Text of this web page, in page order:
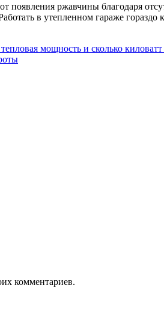
ржавчины благодаря
в утепленном гараже
мощность и сколько
комментариев.